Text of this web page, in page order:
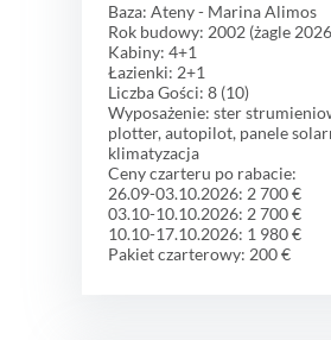
Baza: Ateny - Marina Alimos
Rok budowy: 2002 (żagle
Kabiny: 4+1
Łazienki: 2+1
Liczba Gości: 8 (10)
Wyposażenie: ster
plotter, autopilot, panele
klimatyzacja
Ceny czarteru po rabacie:
26.09-03.10.2026: 2 700 €
03.10-10.10.2026: 2 700 €
10.10-17.10.2026: 1 980 €
Pakiet czarterowy: 200 €